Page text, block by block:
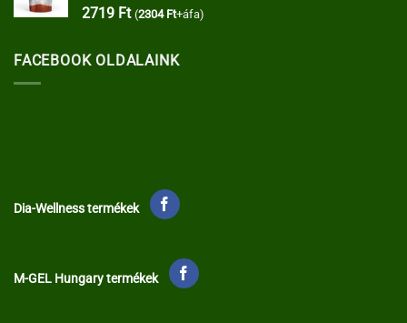
2719 Ft (2304 Ft+áfa)
FACEBOOK OLDALAINK
Dia-Wellness termékek
M-GEL Hungary termékek